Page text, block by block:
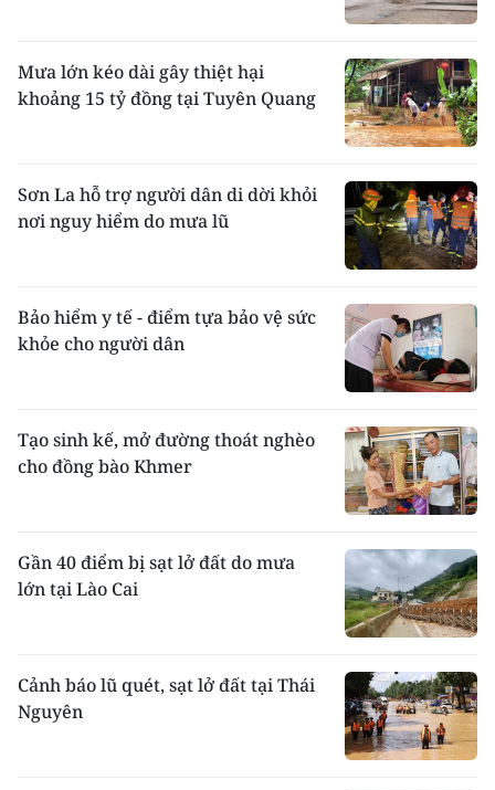
Mưa lớn kéo dài gây thiệt hại
khoảng 15 tỷ đồng tại Tuyên Quang
Sơn La hỗ trợ người dân di dời khỏi
nơi nguy hiểm do mưa lũ
Bảo hiểm y tế - điểm tựa bảo vệ sức
khỏe cho người dân
Tạo sinh kế, mở đường thoát nghèo
cho đồng bào Khmer
Gần 40 điểm bị sạt lở đất do mưa
lớn tại Lào Cai
Cảnh báo lũ quét, sạt lở đất tại Thái
Nguyên